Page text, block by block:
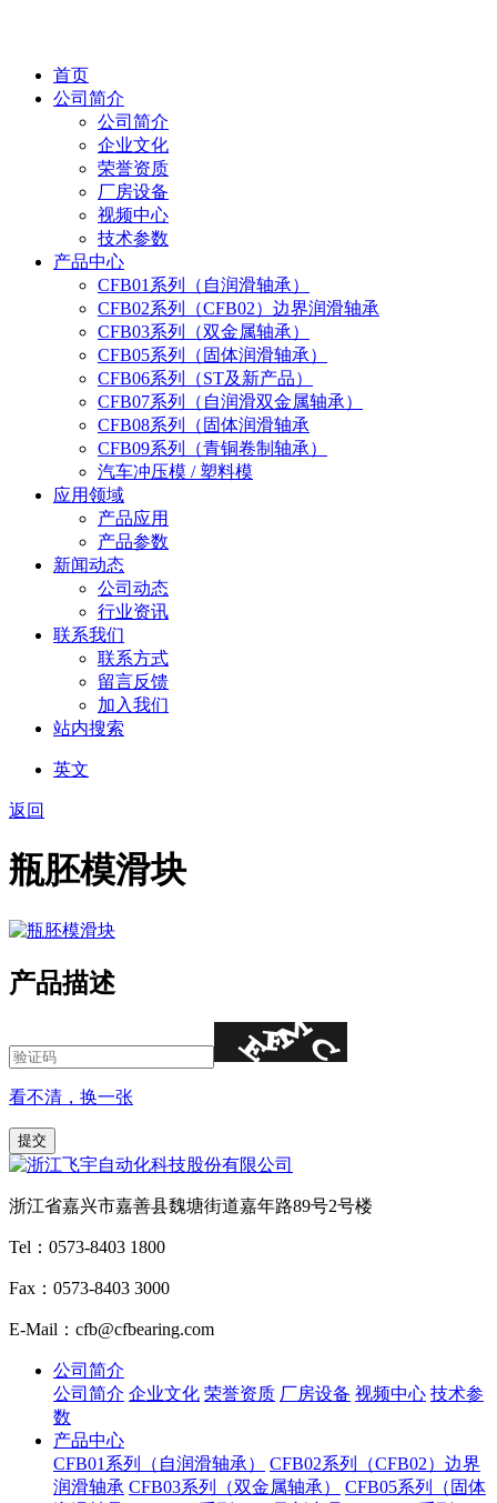
首页
公司简介
公司简介
企业文化
荣誉资质
厂房设备
视频中心
技术参数
产品中心
CFB01系列（自润滑轴承）
CFB02系列（CFB02）边界润滑轴承
CFB03系列（双金属轴承）
CFB05系列（固体润滑轴承）
CFB06系列（ST及新产品）
CFB07系列（自润滑双金属轴承）
CFB08系列（固体润滑轴承
CFB09系列（青铜卷制轴承）
汽车冲压模 / 塑料模
应用领域
产品应用
产品参数
新闻动态
公司动态
行业资讯
联系我们
联系方式
留言反馈
加入我们
站内搜索
英文
返回
瓶胚模滑块
产品描述
看不清，换一张
浙江省嘉兴市嘉善县魏塘街道嘉年路89号2号楼
Tel：0573-8403 1800
Fax：0573-8403 3000
E-Mail：cfb@cfbearing.com
公司简介
公司简介 企业文化 荣誉资质 厂房设备 视频中心 技术参
数
产品中心
CFB01系列（自润滑轴承）
CFB02系列（CFB02）边界
润滑轴承 CFB03系列（双金属轴承）
CFB05系列（固体